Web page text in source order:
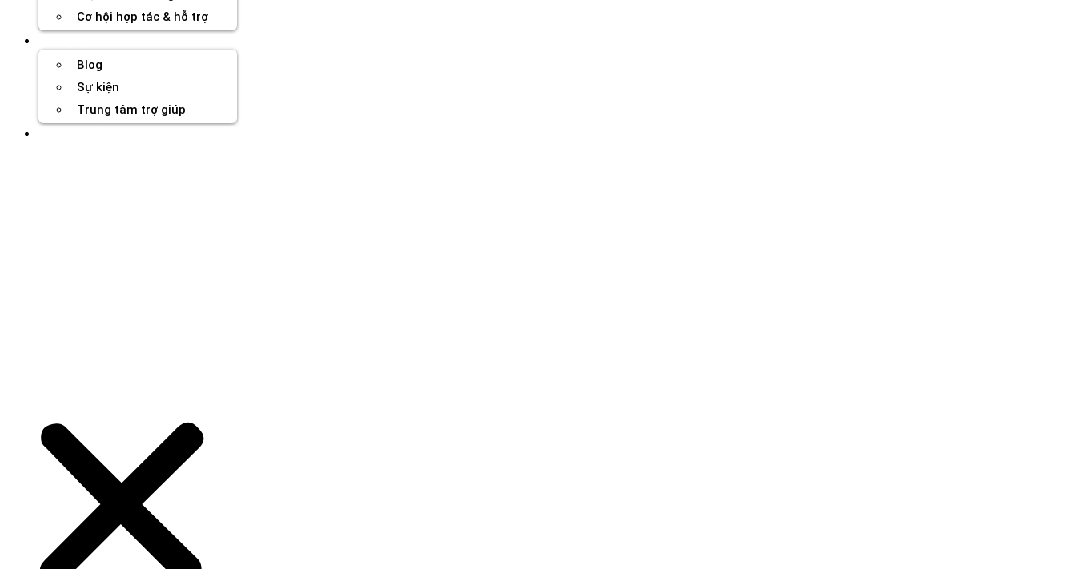
Cơ hội hợp tác & hỗ trợ
Blog
Sự kiện
Trung tâm trợ giúp